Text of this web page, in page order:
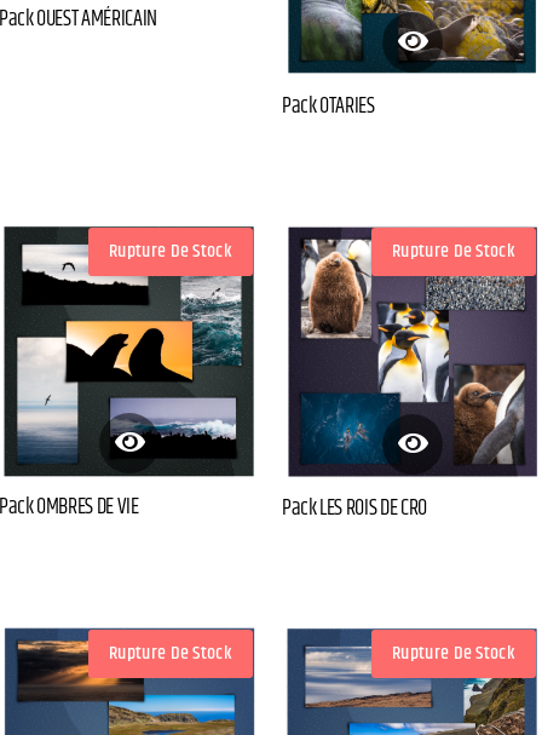
Pack OUEST AMÉRICAIN
Pack OTARIES
Rupture De Stock
Pack OMBRES DE VIE
Rupture De Stock
Pack LES ROIS DE CRO
Rupture De Stock Rupture De Stock